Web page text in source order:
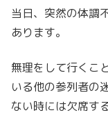
当日、突然の体調
あります。
無理をして行くこ
いる他の参列者の
ない時には欠席す